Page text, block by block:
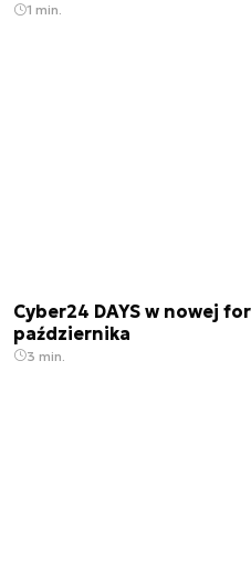
1 min.
Cyber24 DAYS w nowej
października
3 min.